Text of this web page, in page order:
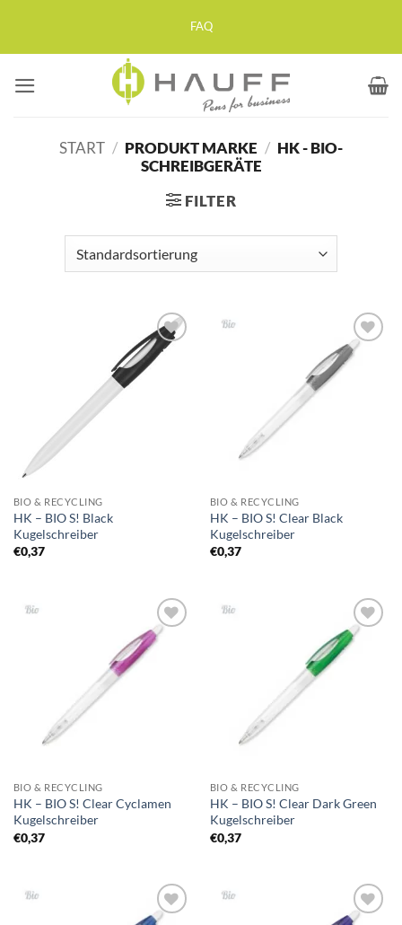
springen
FAQ
START / PRODUKT MARKE / HK - BIO-
SCHREIBGERÄTE
FILTER
Auf die
Merkliste
BIO & RECYCLING
HK – BIO S! Black
Kugelschreiber
€0,37
Auf die
Merkliste
BIO & RECYCLING
HK – BIO S! Clear Black
Kugelschreiber
€0,37
Auf die
Merkliste
BIO & RECYCLING
HK – BIO S! Clear Cyclamen
Kugelschreiber
€0,37
Auf die
Merkliste
BIO & RECYCLING
HK – BIO S! Clear Dark Green
Kugelschreiber
€0,37